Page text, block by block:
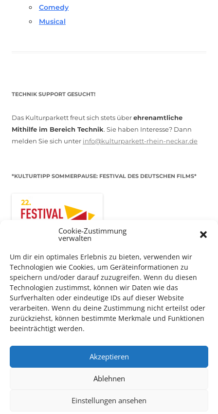
Cookie-Zustimmung
verwalten
Um dir ein optimales Erlebnis zu bieten, verwenden wir
Technologien wie Cookies, um Geräteinformationen zu
speichern und/oder darauf zuzugreifen. Wenn du diesen
Technologien zustimmst, können wir Daten wie das
Surfverhalten oder eindeutige IDs auf dieser Website
verarbeiten. Wenn du deine Zustimmung nicht erteilst oder
zurückziehst, können bestimmte Merkmale und Funktionen
beeinträchtigt werden.
Akzeptieren
Ablehnen
Einstellungen ansehen
Comedy
Musical
TECHNIK SUPPORT GESUCHT!
Das Kulturparkett freut sich stets überehrenamtliche
Mithilfe im Bereich Technik. Sie haben Interesse? Dann
melden Sie sich unter info@kulturparkett-rhein-neckar.de
*KULTURTIPP SOMMERPAUSE: FESTIVAL DES DEUTSCHEN FILMS*
Auch dieses Jahr findet wieder dasFestival des deutschen
Filmsin Ludwigshafen statt.
Vom 19. August bist zum 9. SeptemberhabenKulturpass-
Inhaber*innen freien Eintritt
Minuten vor Beginn des Films und solange der Vorrat reicht!
Weitere Details zum Festival finden Sie